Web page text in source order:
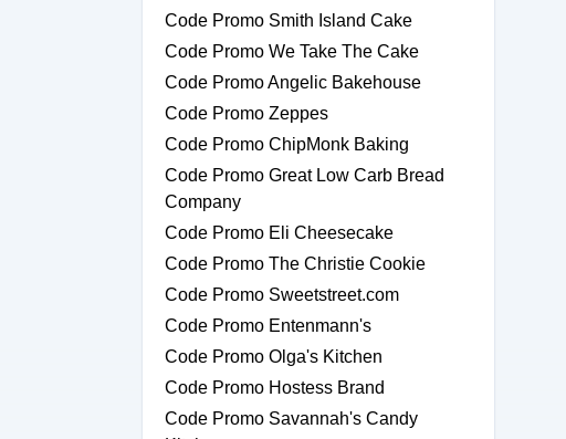
Code Promo Smith Island Cake
Code Promo We Take The Cake
Code Promo Angelic Bakehouse
Code Promo Zeppes
Code Promo ChipMonk Baking
Code Promo Great Low Carb Bread
Company
Code Promo Eli Cheesecake
Code Promo The Christie Cookie
Code Promo Sweetstreet.com
Code Promo Entenmann's
Code Promo Olga's Kitchen
Code Promo Hostess Brand
Code Promo Savannah's Candy